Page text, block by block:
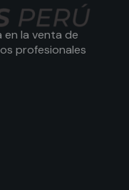
en la venta de
profesionales